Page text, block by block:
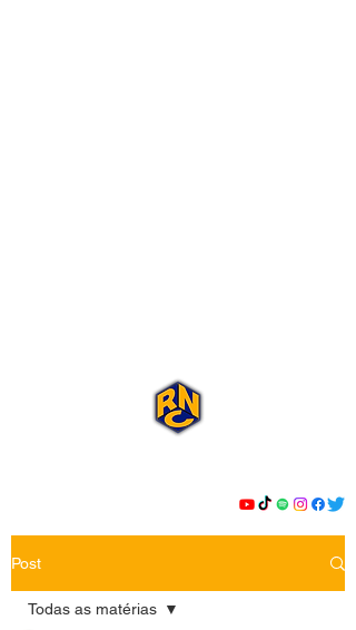
Post
Todas as matérias